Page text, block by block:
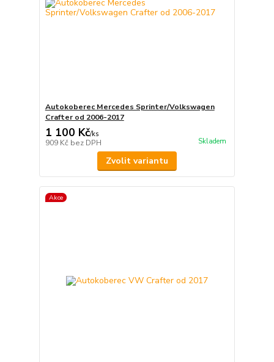
Autokoberec Mercedes Sprinter/Volkswagen
Crafter od 2006-2017
1 100 Kč/ks
909 Kč bez DPH Skladem
Zvolit variantu
Akce